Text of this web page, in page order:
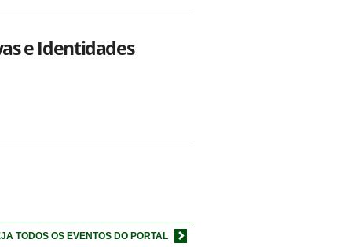
e Identidades
TODOS OS EVENTOS DO PORTAL